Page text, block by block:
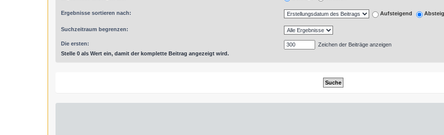
Ergebnisse sortieren nach: Aufsteigend
Suchzeitraum begrenzen:
Die ersten:
Stelle 0 als Wert ein, damit der komplette Beitrag angezeigt wird.
Zeichen der Beiträge anzeigen